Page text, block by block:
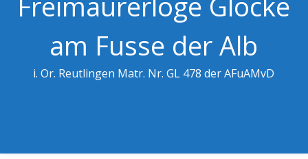
am Fusse der Alb
i. Or. Reutlingen Matr. Nr. GL 478 der AFuAMvD